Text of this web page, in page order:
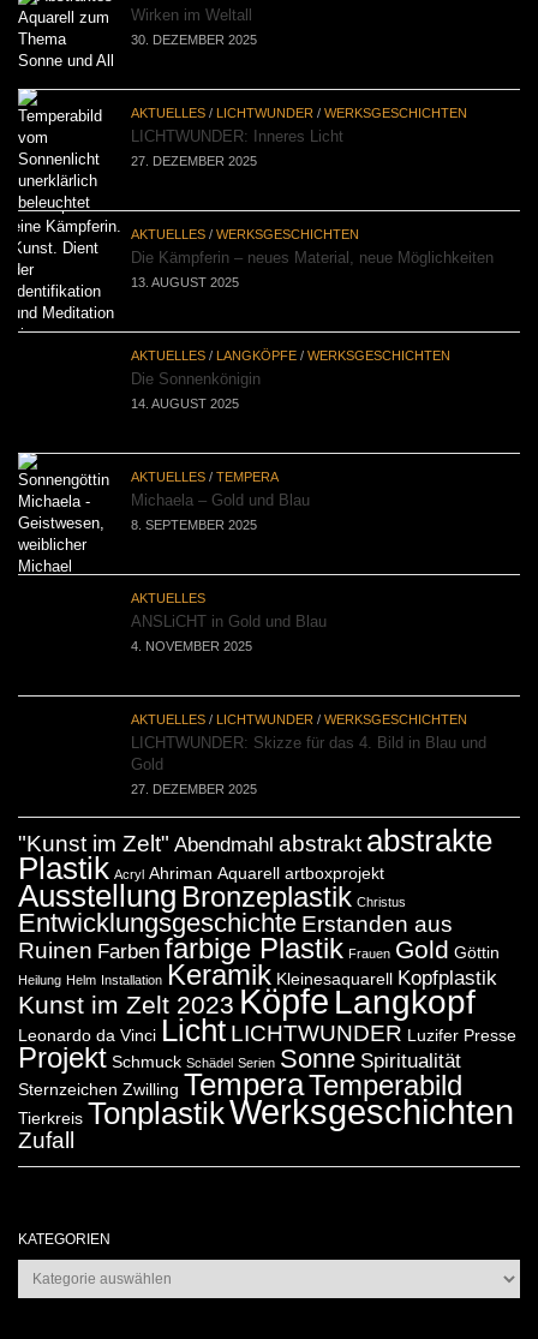
Wirken im Weltall
30. DEZEMBER 2025
AKTUELLES / LICHTWUNDER / WERKSGESCHICHTEN
LICHTWUNDER: Inneres Licht
27. DEZEMBER 2025
AKTUELLES / WERKSGESCHICHTEN
Die Kämpferin – neues Material, neue Möglichkeiten
13. AUGUST 2025
AKTUELLES / LANGKÖPFE / WERKSGESCHICHTEN
Die Sonnenkönigin
14. AUGUST 2025
AKTUELLES / TEMPERA
Michaela – Gold und Blau
8. SEPTEMBER 2025
AKTUELLES
ANSLiCHT in Gold und Blau
4. NOVEMBER 2025
AKTUELLES / LICHTWUNDER / WERKSGESCHICHTEN
LICHTWUNDER: Skizze für das 4. Bild in Blau und
Gold
27. DEZEMBER 2025
"Kunst im Zelt" Abendmahl abstrakt abstrakte
Plastik Acryl Ahriman Aquarell artboxprojekt
Ausstellung Bronzeplastik Christus
Entwicklungsgeschichte Erstanden aus
Ruinen Farben farbige Plastik Frauen Gold Göttin
Heilung Helm Installation Keramik Kleinesaquarell Kopfplastik
Kunst im Zelt 2023 Köpfe Langkopf
Leonardo da Vinci Licht LICHTWUNDER Luzifer Presse
Projekt Schmuck Schädel Serien Sonne Spiritualität
Sternzeichen Zwilling TemperaTemperabild
Tierkreis TonplastikWerksgeschichten
Zufall
KATEGORIEN
Kategorien